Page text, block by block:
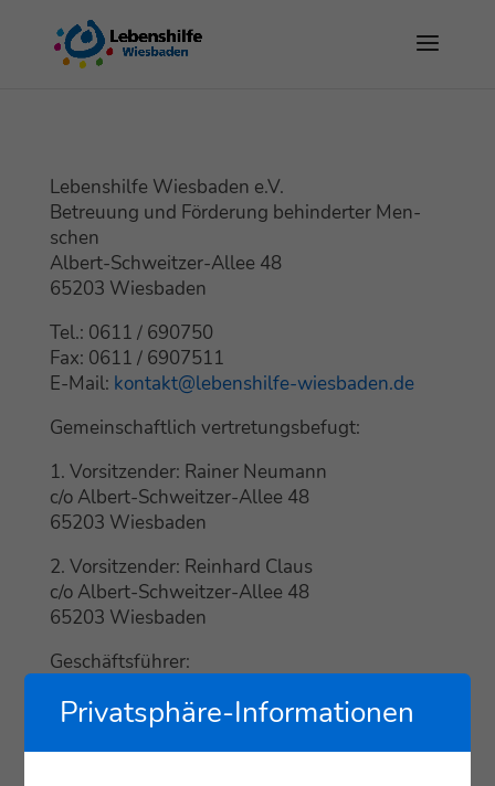
Lebens­hil­fe Wies­ba­den e.V.
Betreu­ung und För­de­rung behin­der­ter Men­
schen
Albert-Schweit­zer-Allee 48
65203 Wies­ba­den
Tel.: 0611 / 690750
Fax: 0611 / 6907511
E‑Mail: kontakt@lebenshilfe-wiesbaden.de
Gemein­schaft­lich vertretungsbefugt:
1. Vor­sit­zen­der: Rai­ner Neu­mann
c/o Albert-Schweit­zer-Allee 48
65203 Wies­ba­den
2. Vor­sit­zen­der: Rein­hard Claus
c/o Albert-Schweit­zer-Allee 48
65203 Wies­ba­den
Geschäfts­füh­rer:
Albert-Schweit­zer-Allee 48
Privatsphäre-Informationen